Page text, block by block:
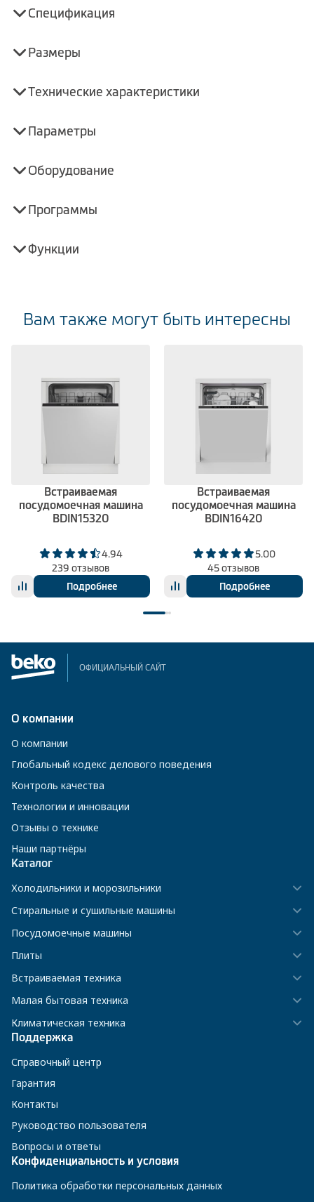
Спецификация
Размеры
Технические характеристики
Параметры
Оборудование
Программы
Функции
Вам также могут быть интересны
Встраиваемая
посудомоечная машина
BDIN15320
4.94
239 отзывов
Подробнее
Встраиваемая
посудомоечная машина
BDIN16420
5.00
45 отзывов
Подробнее
ОФИЦИАЛЬНЫЙ САЙТ
О компании
О компании
Глобальный кодекс делового поведения
Контроль качества
Технологии и инновации
Отзывы о технике
Наши партнёры
Каталог
Холодильники и морозильники
Стиральные и сушильные машины
Посудомоечные машины
Плиты
Встраиваемая техника
Малая бытовая техника
Климатическая техника
Поддержка
Справочный центр
Гарантия
Контакты
Руководство пользователя
Вопросы и ответы
Конфиденциальность и условия
Политика обработки персональных данных